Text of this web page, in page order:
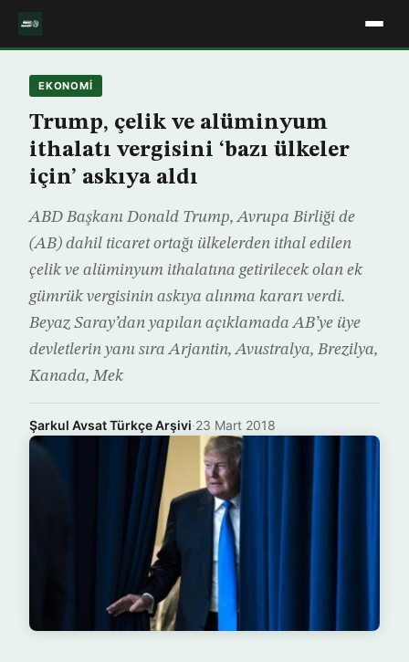
EKONOMİ
Trump, çelik ve alüminyum
ithalatı vergisini ‘bazı ülkeler
için’ askıya aldı
ABD Başkanı Donald Trump, Avrupa Birliği de
(AB) dahil ticaret ortağı ülkelerden ithal edilen
çelik ve alüminyum ithalatına getirilecek olan ek
gümrük vergisinin askıya alınma kararı verdi.
Beyaz Saray’dan yapılan açıklamada AB’ye üye
devletlerin yanı sıra Arjantin, Avustralya, Brezilya,
Kanada, Mek
Şarkul Avsat Türkçe Arşivi·23 Mart 2018